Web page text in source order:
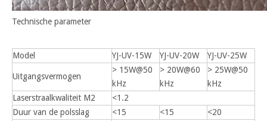
Technische parameter
Model YJ-UV-15W YJ-UV-20W YJ-UV-25W
Uitgangsvermogen
> 15W@50
kHz
> 20W@60
kHz
> 25W@50
kHz
Laserstraalkwaliteit M2
<1.2
Duur van de polsslag
<15 <15
<20